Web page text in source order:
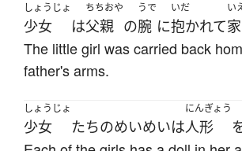
しょうじょ
少女 は
ちちおや
父親 の
うで
腕 に
いだ
抱かれて
い
家
The little girl was carried back
father's arms.
しょうじょ
少女 たちのめいめいは
にんぎょう
人形